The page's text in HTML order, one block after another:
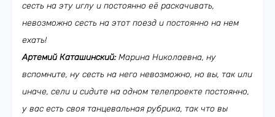
сесть на эту иглу и постоянно её раскачивать,
невозможно сесть на этот поезд и постоянно на нем
ехать!
Артемий Каташинский:Марина Николаевна, ну
вспомните, ну сесть на него невозможно, но вы, так или
иначе, сели и сидите на одном телепроекте постоянно,
у вас есть своя танцевальная рубрика, так что вы